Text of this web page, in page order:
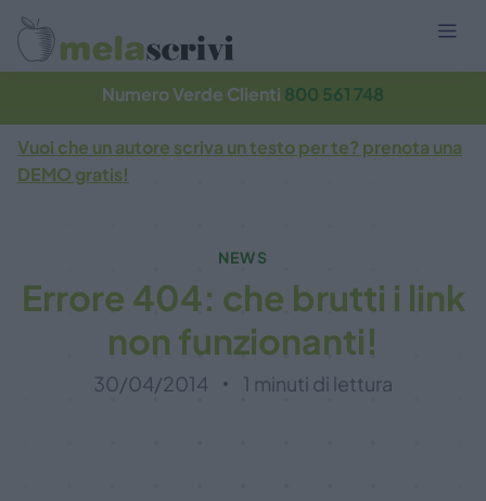
Numero Verde Clienti 800 561 748
Vuoi che un autore scriva un testo per te? prenota una
DEMO gratis!
NEWS
Errore 404: che brutti i link
non funzionanti!
30/04/2014 1 minuti di lettura